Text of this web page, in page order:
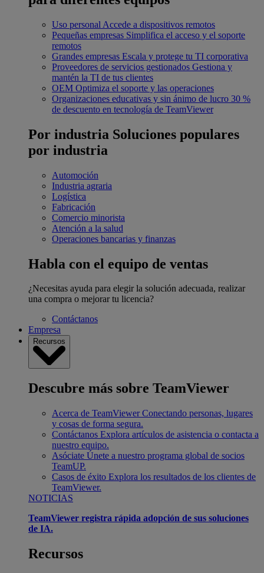
Uso personal Accede a dispositivos remotos
Pequeñas empresas Simplifica el acceso y el soporte
remotos
Grandes empresas Escala y protege tu TI corporativa
Proveedores de servicios gestionados Gestiona y
mantén la TI de tus clientes
OEM Optimiza el soporte y las operaciones
Organizaciones educativas y sin ánimo de lucro 30 %
de descuento en tecnología de TeamViewer
Por industria Soluciones populares
por industria
Automoción
Industria agraria
Logística
Fabricación
Comercio minorista
Atención a la salud
Operaciones bancarias y finanzas
Habla con el equipo de ventas
¿Necesitas ayuda para elegir la solución adecuada, realizar
una compra o mejorar tu licencia?
Contáctanos
Empresa
Recursos
Descubre más sobre TeamViewer
Acerca de TeamViewer Conectando personas, lugares
y cosas de forma segura.
Contáctanos Explora artículos de asistencia o contacta a
nuestro equipo.
Asóciate Únete a nuestro programa global de socios
TeamUP.
Casos de éxito Explora los resultados de los clientes de
TeamViewer.
NOTICIAS
TeamViewer registra rápida adopción de sus soluciones
de IA.
Recursos